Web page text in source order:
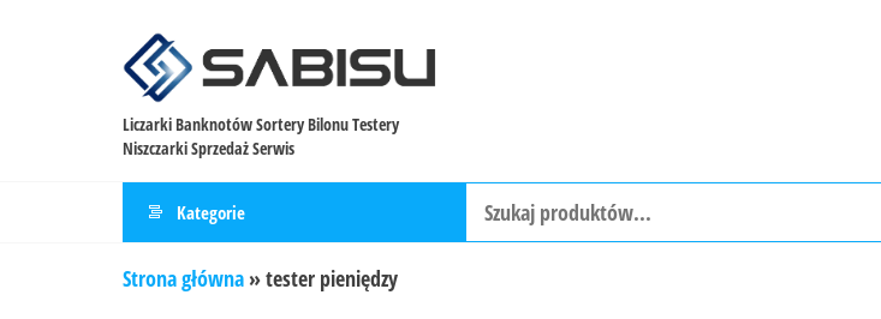
Liczarki Banknotów Sortery Bilonu Testery
Niszczarki Sprzedaż Serwis
Kategorie
Strona główna »tester pieniędzy